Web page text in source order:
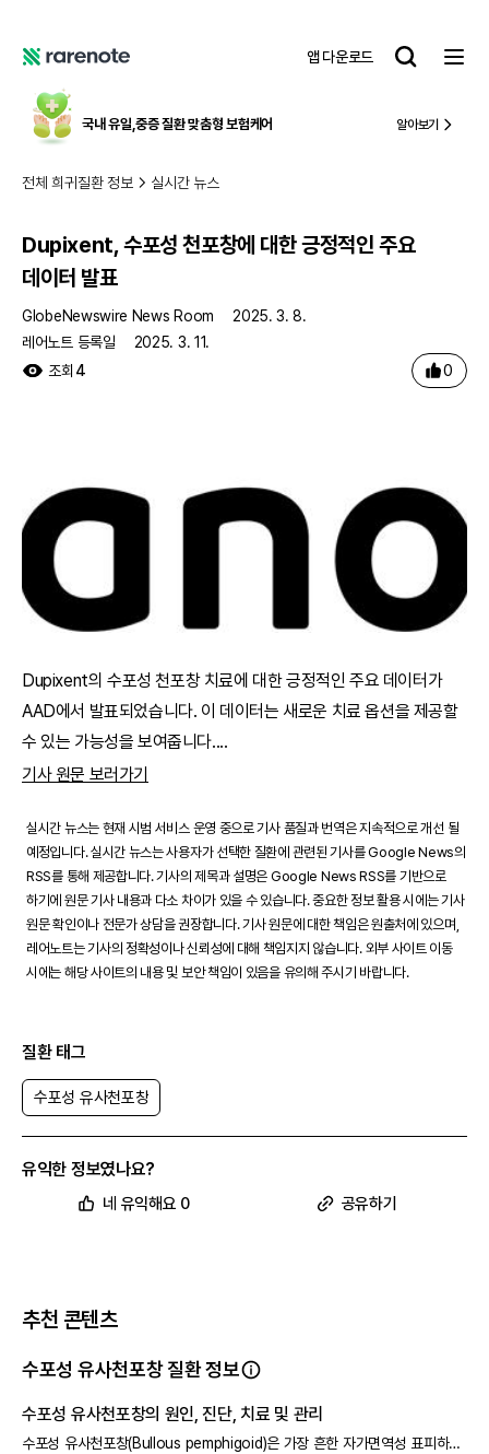
어
노
트
앱 다운로드
레
노
트
국내 유일,중증 질환 맞춤형 보험케어 알아보기
전체 희귀질환 정보 실시간 뉴스
Dupixent, 수포성 천포창에 대한 긍정적인 주요
데이터 발표
GlobeNewswire News Room
2025. 3. 8.
레어노트 등록일
2025. 3. 11.
조회 4 0
Dupixent의 수포성 천포창 치료에 대한 긍정적인 주요 데이터가
AAD에서 발표되었습니다. 이 데이터는 새로운 치료 옵션을 제공할
수 있는 가능성을 보여줍니다....
기사 원문 보러가기
실시간 뉴스는 현재 시범 서비스 운영 중으로 기사 품질과 번역은 지속적으로 개선 될
예정입니다. 실시간 뉴스는 사용자가 선택한 질환에 관련된 기사를 Google News의
RSS를 통해 제공합니다. 기사의 제목과 설명은 Google News RSS를 기반으로
하기에 원문 기사 내용과 다소 차이가 있을 수 있습니다. 중요한 정보 활용 시에는 기사
원문 확인이나 전문가 상담을 권장합니다. 기사 원문에 대한 책임은 원출처에 있으며,
레어노트는 기사의 정확성이나 신뢰성에 대해 책임지지 않습니다. 외부 사이트 이동
시에는 해당 사이트의 내용 및 보안 책임이 있음을 유의해 주시기 바랍니다.
질환 태그
수포성 유사천포창
유익한 정보였나요?
네 유익해요 0 공유하기
추천 콘텐츠
수포성 유사천포창 질환 정보
수포성 유사천포창의 원인, 진단, 치료 및 관리
수포성 유사천포창(Bullous pemphigoid)은 가장 흔한 자가면역성 표피하